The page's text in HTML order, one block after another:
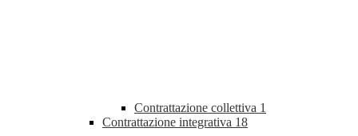
Contrattazione collettiva 1
Contrattazione integrativa 18